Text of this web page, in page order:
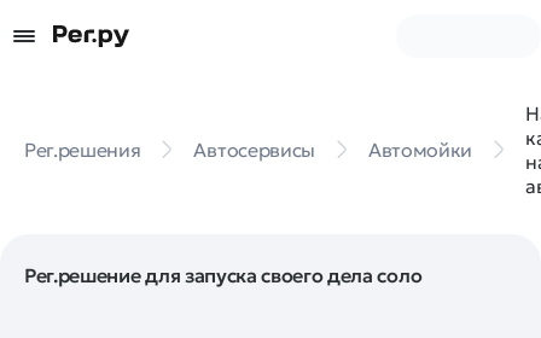
Рег.решения Автосервисы Автомойки
Рег.решение для запуска своего дела соло